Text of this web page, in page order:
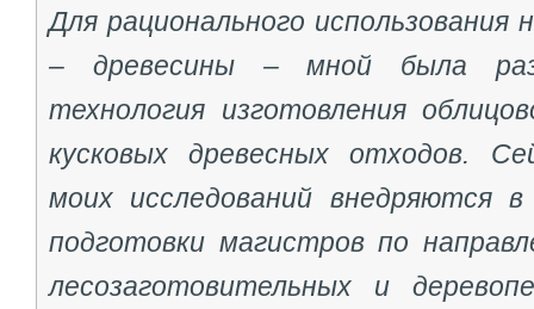
Для рационального использования
– древесины – мной была
технология изготовления
кусковых древесных отходов.
моих исследований внедряются
подготовки магистров по
лесозаготовительных и